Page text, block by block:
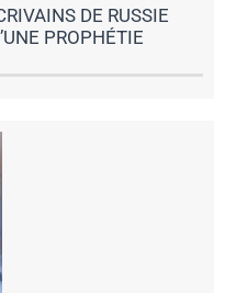
DE RUSSIE
PROPHÉTIE